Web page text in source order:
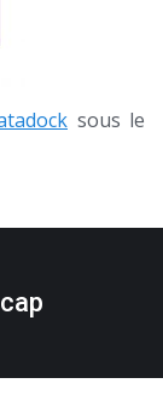
sous le